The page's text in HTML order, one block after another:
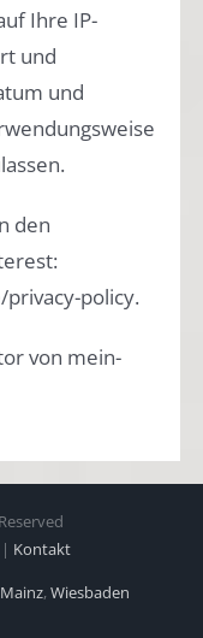
Ihre IP-
und
und
den
policy.
von mein-
Kontakt
Mainz,Wiesbaden